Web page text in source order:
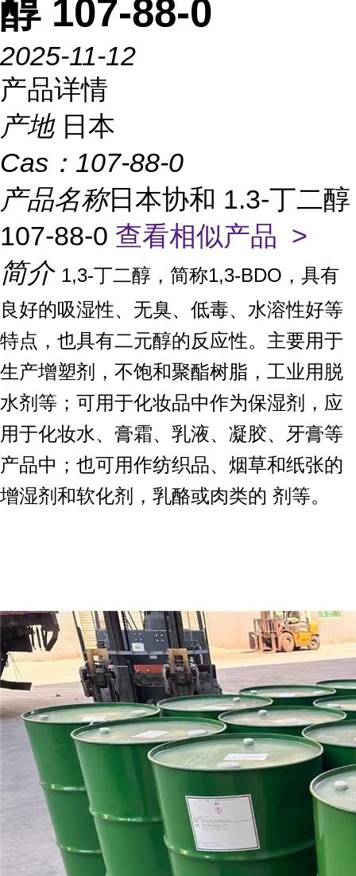
醇 107-88-0
2025-11-12
产品详情
产地 日本
Cas： 107-88-0
产品名称日本协和 1.3-丁二醇
107-88-0 查看相似产品 >
简介 1,3-丁二醇，简称1,3-BDO，具有
良好的吸湿性、无臭、低毒、水溶性好等
特点，也具有二元醇的反应性。主要用于
生产增塑剂，不饱和聚酯树脂，工业用脱
水剂等；可用于化妆品中作为保湿剂，应
用于化妆水、膏霜、乳液、凝胶、牙膏等
产品中；也可用作纺织品、烟草和纸张的
增湿剂和软化剂，乳酪或肉类的 剂等。